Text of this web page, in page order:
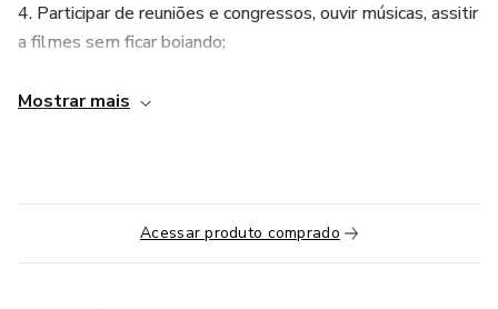
4. Participar de reuniões e congressos, ouvir músicas, assitir
a filmes sem ficar boiando;
5. Poder viajar para qualquer lugar sem depender de
1. Apresentar-se e apresentar os outros em inglês;
Mostrar mais
Acessar produto comprado